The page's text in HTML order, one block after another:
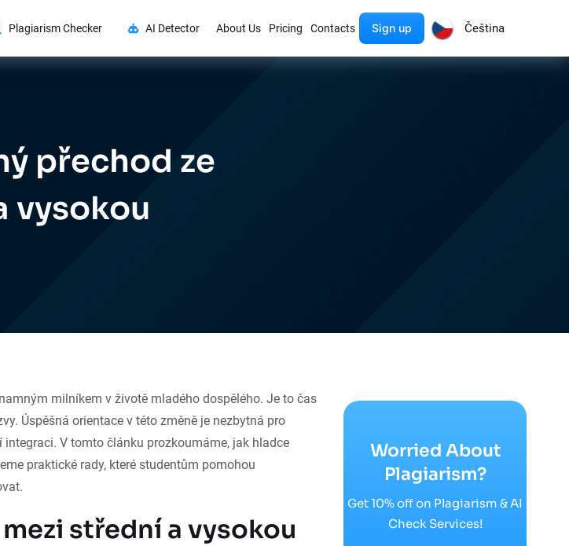
Plagiarism Checker AI Detector About Us Pricing Contacts Sign up Čeština
přechod ze
vysokou
milníkem v životě mladého dospělého. Je to čas
Úspěšná orientace v této změně je nezbytná pro
V tomto článku prozkoumáme, jak hladce
praktické rady, které studentům pomohou
střední a vysokou
Worried About
Plagiarism?
Get 10% off on Plagiarism & AI
Check Services!